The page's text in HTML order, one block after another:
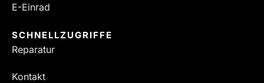
E-Einrad
SCHNELLZUGRIFFE
Reparatur
Kontakt